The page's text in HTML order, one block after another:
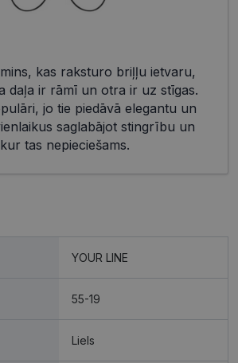
kas raksturo briļļu ietvaru,
daļa ir rāmī un otra ir uz stīgas.
jo tie piedāvā elegantu un
saglabājot stingrību un
tas nepieciešams.
YOUR LINE
55-19
Liels